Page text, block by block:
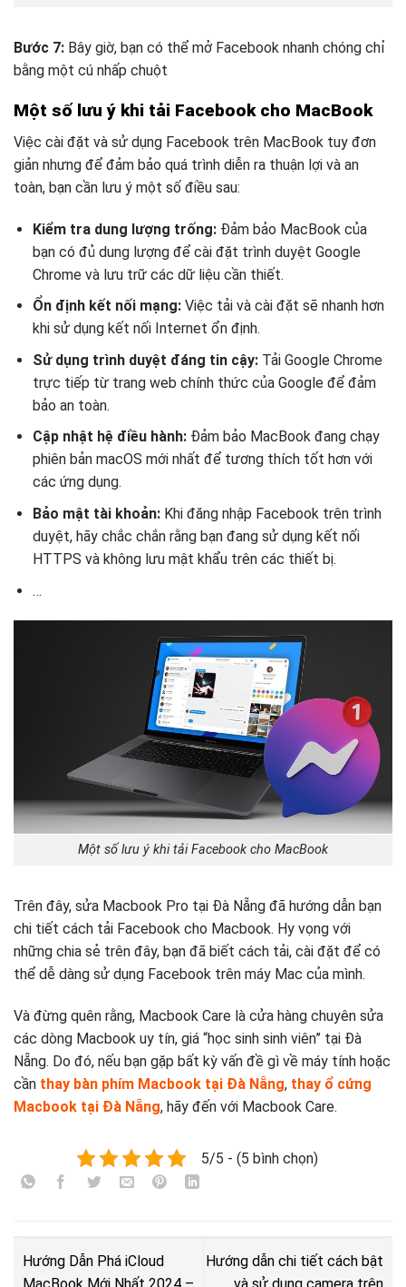
Bước 7: Bây giờ, bạn có thể mở Facebook nhanh chóng chỉ
bằng một cú nhấp chuột
Một số lưu ý khi tải Facebook cho MacBook
Việc cài đặt và sử dụng Facebook trên MacBook tuy đơn
giản nhưng để đảm bảo quá trình diễn ra thuận lợi và an
toàn, bạn cần lưu ý một số điều sau:
Kiểm tra dung lượng trống:Đảm bảo MacBook của
bạn có đủ dung lượng để cài đặt trình duyệt Google
Chrome và lưu trữ các dữ liệu cần thiết.
Ổn định kết nối mạng:Việc tải và cài đặt sẽ nhanh hơn
khi sử dụng kết nối Internet ổn định.
Sử dụng trình duyệt đáng tin cậy:Tải Google Chrome
trực tiếp từ trang web chính thức của Google để đảm
bảo an toàn.
Cập nhật hệ điều hành:Đảm bảo MacBook đang chạy
phiên bản macOS mới nhất để tương thích tốt hơn với
các ứng dụng.
Bảo mật tài khoản:Khi đăng nhập Facebook trên trình
duyệt, hãy chắc chắn rằng bạn đang sử dụng kết nối
HTTPS và không lưu mật khẩu trên các thiết bị.
…
Một số lưu ý khi tải Facebook cho MacBook
Trên đây, sửa Macbook Pro tại Đà Nẵng đã hướng dẫn bạn
chi tiết cách tải Facebook cho Macbook. Hy vọng với
những chia sẻ trên đây, bạn đã biết cách tải, cài đặt để có
thể dễ dàng sử dụng Facebook trên máy Mac của mình.
Và đừng quên rằng, Macbook Care là cửa hàng chuyên sửa
các dòng Macbook uy tín, giá “học sinh sinh viên” tại Đà
Nẵng. Do đó, nếu bạn gặp bất kỳ vấn đề gì về máy tính hoặc
cần thay bàn phím Macbook tại Đà Nẵng, thay ổ cứng
Macbook tại Đà Nẵng, hãy đến với Macbook Care.
5/5 - (5 bình chọn)
Hướng Dẫn Phá iCloud
MacBook Mới Nhất 2024 –
Hướng dẫn chi tiết cách bật
và sử dụng camera trên